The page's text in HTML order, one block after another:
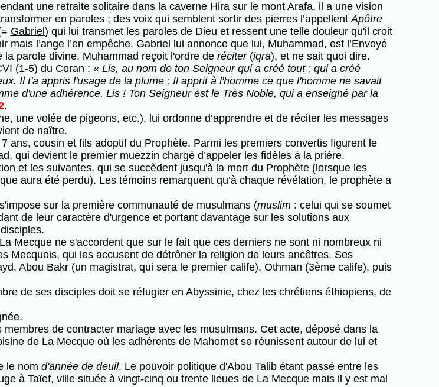
une retraite solitaire dans la caverne Hira sur le mont Arafa, il a une vision
en paroles ; des voix qui semblent sortir des pierres l’appellentApôtre
Gabriel ) qui lui transmet les paroles de Dieu et ressent une telle douleur qu'il croit
l’ange l’en empêche. Gabriel lui annonce que lui, Muhammad, est l’Envoyé
parole divine. Muhammad reçoit l'ordre de réciter(iqra), et ne sait quoi dire.
(1-5) du Coran : « Lis, au nom de ton Seigneur qui a créé tout ; qui a créé
Il t'a appris l'usage de la plume ; Il apprit à l'homme ce que l'homme ne savait
d'une adhérence. Lis ! Ton Seigneur est le Très Noble, qui a enseigné par la
.
une volée de pigeons, etc.), lui ordonne d’apprendre et de réciter les messages
de naître.
ans, cousin et fils adoptif du Prophète. Parmi les premiers convertis figurent le
qui devient le premier muezzin chargé d’appeler les fidèles à la prière.
et les suivantes, qui se succèdent jusqu'à la mort du Prophète (lorsque les
aura été perdu). Les témoins remarquent qu’à chaque révélation, le prophète a
sur la première communauté de musulmans (muslim: celui qui se soumet
de leur caractère d'urgence et portant davantage sur les solutions aux
Mecque ne s'accordent que sur le fait que ces derniers ne sont ni nombreux ni
Mecquois, qui les accusent de détrôner la religion de leurs ancêtres. Ses
Abou Bakr (un magistrat, qui sera le premier calife), Othman (3ème calife), puis
de ses disciples doit se réfugier en Abyssinie, chez les chrétiens éthiopiens, de
de contracter mariage avec les musulmans. Cet acte, déposé dans la
de La Mecque où les adhérents de Mahomet se réunissent autour de lui et
le nom d'année de deuil. Le pouvoir politique d'Abou Talib étant passé entre les
à Taïef, ville située à vingt-cinq ou trente lieues de La Mecque mais il y est mal